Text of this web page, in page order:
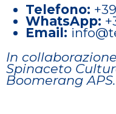
Telefono:
WhatsApp:
Email:
In
Spinaceto
Boomerang APS.